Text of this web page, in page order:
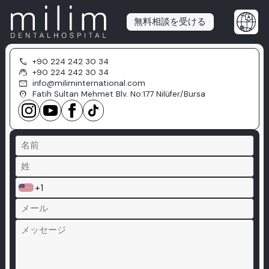
無料相談を受ける
call +90 224 242 30 34
support_agent +90 224 242 30 34
mail info@miliminternational.com
location_on Fatih Sultan Mehmet Blv. No:177 Nilüfer/Bursa
+1